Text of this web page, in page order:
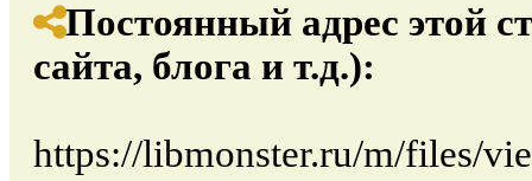
Постоянный адрес этой
сайта, блога и т.д.):
https://libmonster.ru/m/files/